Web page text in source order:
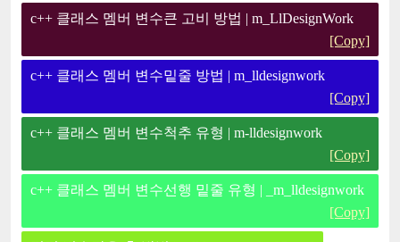
c++ 클래스 멤버 변수큰 고비 방법 | m_LlDesignWork
[Copy]
c++ 클래스 멤버 변수밑줄 방법 | m_lldesignwork
[Copy]
c++ 클래스 멤버 변수척추 유형 | m-lldesignwork
[Copy]
c++ 클래스 멤버 변수선행 밑줄 유형 | _m_lldesignwork
[Copy]